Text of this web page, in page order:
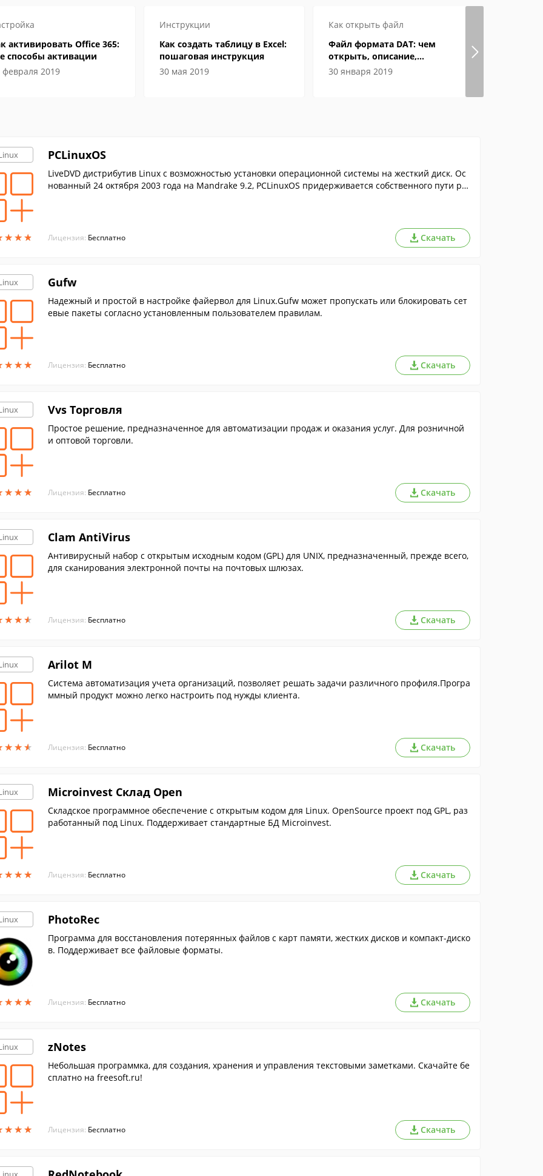
активировать Office 365:
способы активации
февраля 2019
Инструкции
Как создать таблицу в Excel:
пошаговая инструкция
30 мая 2019
Как открыть файл
Файл формата DAT: чем
открыть, описание,
особенности
30 января 2019
★★★
★★★
PCLinuxOS
LiveDVD дистрибутив Linux с возможностью установки операционной системы на жесткий диск. Ос
нованный 24 октября 2003 года на Mandrake 9.2, PCLinuxOS придерживается собственного пути ра
Лицензия: Бесплатно Скачать
★★★
★★★
Gufw
Надежный и простой в настройке файервол для Linux.Gufw может пропускать или блокировать сет
евые пакеты согласно установленным пользователем правилам.
Лицензия: Бесплатно Скачать
★★★
★★★
Vvs Торговля
Простое решение, предназначенное для автоматизации продаж и оказания услуг. Для розничной
и оптовой торговли.
Лицензия: Бесплатно Скачать
★★★
★★★
Clam AntiVirus
Антивирусный набор с открытым исходным кодом (GPL) для UNIX, предназначенный, прежде всего,
для сканирования электронной почты на почтовых шлюзах.
Лицензия: Бесплатно Скачать
★★★
★★★
Arilot M
Cистема автоматизация учета организаций, позволяет решать задачи различного профиля.Програ
ммный продукт можно легко настроить под нужды клиента.
Лицензия: Бесплатно Скачать
★★★
★★★
Microinvest Склад Open
Складское программное обеспечение с открытым кодом для Linux. OpenSource проект под GPL, раз
работанный под Linux. Поддерживает стандартные БД Microinvest.
Лицензия: Бесплатно Скачать
★★★
★★★
PhotoRec
Программа для восстановления потерянных файлов с карт памяти, жестких дисков и компакт-диско
в. Поддерживает все файловые форматы.
Лицензия: Бесплатно Скачать
★★★
★★★
zNotes
Небольшая программка, для создания, хранения и управления текстовыми заметками. Скачайте бе
сплатно на freesoft.ru!
Лицензия: Бесплатно Скачать